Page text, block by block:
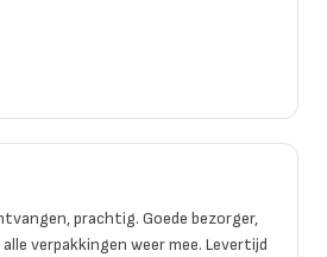
prachtig. Goede bezorger,
verpakkingen weer mee. Levertijd